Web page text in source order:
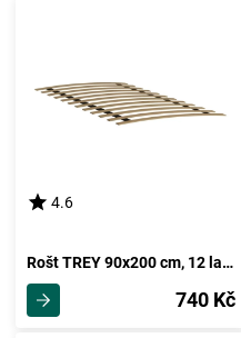
4.6
Rošt TREY 90x200 cm, 12 lamel
740 Kč